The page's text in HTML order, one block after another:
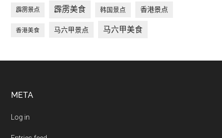
霹雳景点 霹雳美食 韩国景点 香港景点
香港美食 马六甲景点 马六甲美食
Footer
META
Log in